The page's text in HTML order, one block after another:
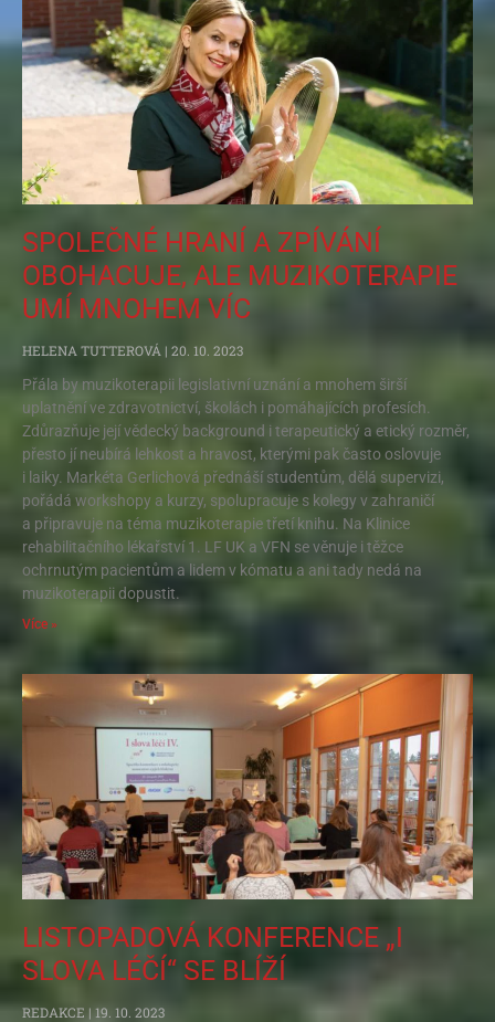
SPOLEČNÉ HRANÍ A ZPÍVÁNÍ
OBOHACUJE, ALE MUZIKOTERAPIE
UMÍ MNOHEM VÍC
HELENA TUTTEROVÁ
20. 10. 2023
Přála by muzikoterapii legislativní uznání a mnohem širší
uplatnění ve zdravotnictví, školách i pomáhajících profesích.
Zdůrazňuje její vědecký background i terapeutický a etický rozměr,
přesto jí neubírá lehkost a hravost, kterými pak často oslovuje
i laiky. Markéta Gerlichová přednáší studentům, dělá supervizi,
pořádá workshopy a kurzy, spolupracuje s kolegy v zahraničí
a připravuje na téma muzikoterapie třetí knihu. Na Klinice
rehabilitačního lékařství 1. LF UK a VFN se věnuje i těžce
ochrnutým pacientům a lidem v kómatu a ani tady nedá na
muzikoterapii dopustit.
Více »
LISTOPADOVÁ KONFERENCE „I
SLOVA LÉČÍ“ SE BLÍŽÍ
REDAKCE
19. 10. 2023